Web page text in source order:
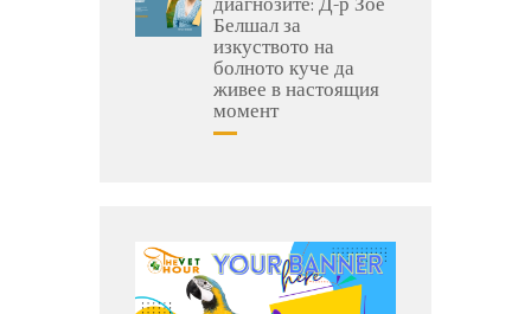
Белшал за
изкуството на
болното куче да
живее в настоящия
момент